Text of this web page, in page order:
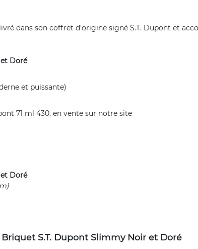
dans son coffret d'origine signé S.T. Dupont et
Doré
et puissante)
71 ml 430, en vente sur notre site
Doré
S.T. Dupont Slimmy Noir et Doré